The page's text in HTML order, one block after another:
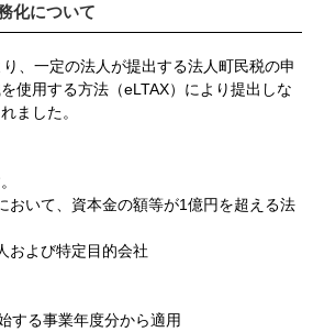
化について
、一定の法人が提出する法人町民税の申
使用する方法（eLTAX）により提出しな
ました。
おいて、資本金の額等が1億円を超える法
および特定目的会社
する事業年度分から適用